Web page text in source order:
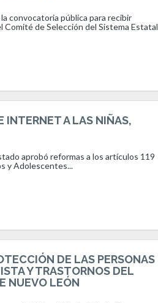
convocatoria pública para recibir
de Selección del Sistema Estatal
INTERNET A LAS NIÑAS,
aprobó reformas a los artículos 119
y Adolescentes...
DE LAS PERSONAS
Y TRASTORNOS DEL
NUEVO LEÓN